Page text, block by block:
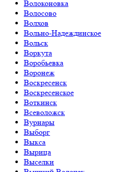
Волоконовка
Волосово
Волхов
Вольно-Надеждинское
Вольск
Воркута
Воробьевка
Воронеж
Воскресенск
Воскресенское
Воткинск
Всеволожск
Вурнары
Выборг
Выкса
Вырица
Выселки